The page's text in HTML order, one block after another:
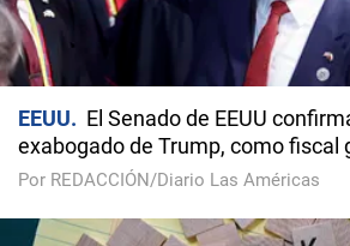
EEUU
El Senado de EEUU
exabogado de Trump, como fiscal
Por REDACCIÓN/Diario Las Américas